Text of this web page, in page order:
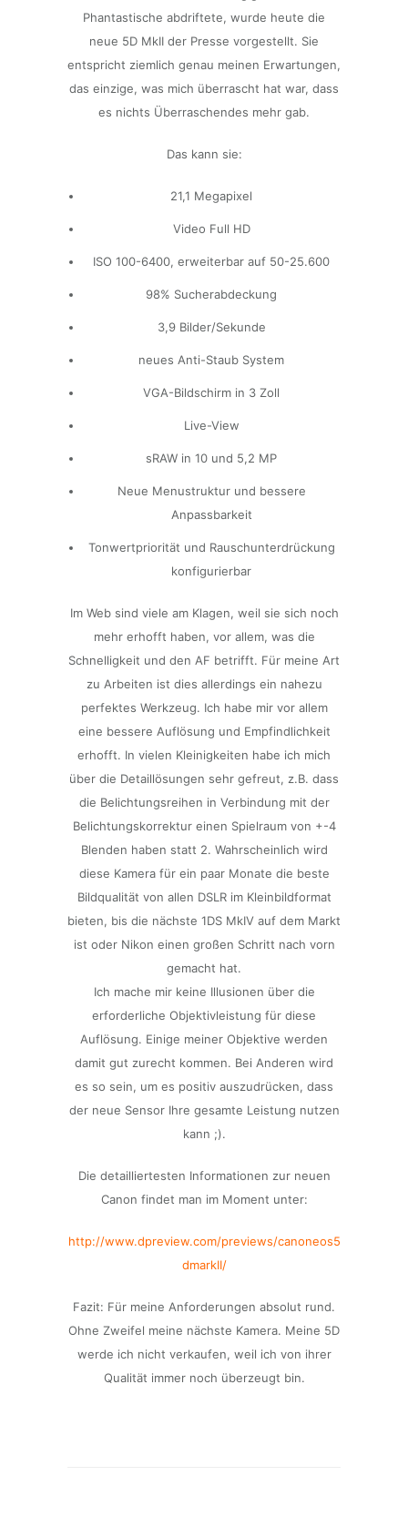
Phantastische abdriftete, wurde heute die
neue 5D MkII der Presse vorgestellt. Sie
entspricht ziemlich genau meinen Erwartungen,
das einzige, was mich überrascht hat war, dass
es nichts Überraschendes mehr gab.
Das kann sie:
21,1 Megapixel
Video Full HD
ISO 100-6400, erweiterbar auf 50-25.600
98% Sucherabdeckung
3,9 Bilder/Sekunde
neues Anti-Staub System
VGA-Bildschirm in 3 Zoll
Live-View
sRAW in 10 und 5,2 MP
Neue Menustruktur und bessere
Anpassbarkeit
Tonwertpriorität und Rauschunterdrückung
konfigurierbar
Im Web sind viele am Klagen, weil sie sich noch
mehr erhofft haben, vor allem, was die
Schnelligkeit und den AF betrifft. Für meine Art
zu Arbeiten ist dies allerdings ein nahezu
perfektes Werkzeug. Ich habe mir vor allem
eine bessere Auflösung und Empfindlichkeit
erhofft. In vielen Kleinigkeiten habe ich mich
über die Detaillösungen sehr gefreut, z.B. dass
die Belichtungsreihen in Verbindung mit der
Belichtungskorrektur einen Spielraum von +-4
Blenden haben statt 2. Wahrscheinlich wird
diese Kamera für ein paar Monate die beste
Bildqualität von allen DSLR im Kleinbildformat
bieten, bis die nächste 1DS MkIV auf dem Markt
ist oder Nikon einen großen Schritt nach vorn
gemacht hat.
Ich mache mir keine Illusionen über die
erforderliche Objektivleistung für diese
Auflösung. Einige meiner Objektive werden
damit gut zurecht kommen. Bei Anderen wird
es so sein, um es positiv auszudrücken, dass
der neue Sensor Ihre gesamte Leistung nutzen
kann ;).
Die detailliertesten Informationen zur neuen
Canon findet man im Moment unter:
http://www.dpreview.com/previews/canoneos5
dmarkII/
Fazit: Für meine Anforderungen absolut rund.
Ohne Zweifel meine nächste Kamera. Meine 5D
werde ich nicht verkaufen, weil ich von ihrer
Qualität immer noch überzeugt bin.